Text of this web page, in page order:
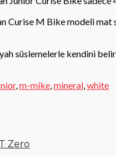
Curise M Bike modeli
süslemelerle kendini
, m-mike mineral white
Zero